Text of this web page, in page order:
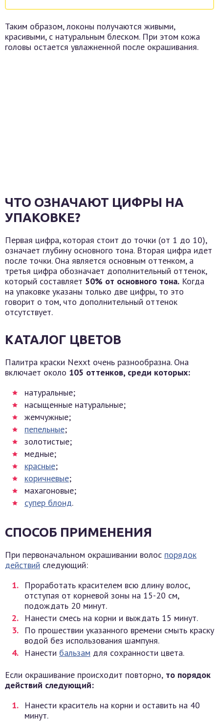
Таким образом, локоны получаются живыми,
красивыми, с натуральным блеском. При этом кожа
головы остается увлажненной после окрашивания.
ЧТО ОЗНАЧАЮТ ЦИФРЫ НА
УПАКОВКЕ?
Первая цифра, которая стоит до точки (от 1 до 10),
означает глубину основного тона. Вторая цифра идет
после точки. Она является основным оттенком, а
третья цифра обозначает дополнительный оттенок,
который составляет 50% от основного тона. Когда
на упаковке указаны только две цифры, то это
говорит о том, что дополнительный оттенок
отсутствует.
КАТАЛОГ ЦВЕТОВ
Палитра краски Nexxt очень разнообразна. Она
включает около 105 оттенков, среди которых:
натуральные;
насыщенные натуральные;
жемчужные;
пепельные;
золотистые;
медные;
красные;
коричневые;
махагоновые;
супер блонд.
СПОСОБ ПРИМЕНЕНИЯ
При первоначальном окрашивании волос порядок
действий следующий:
Проработать красителем всю длину волос,
отступая от корневой зоны на 15-20 см,
подождать 20 минут.
Нанести смесь на корни и выждать 15 минут.
По прошествии указанного времени смыть краску
водой без использования шампуня.
Нанести бальзам для сохранности цвета.
Если окрашивание происходит повторно, то порядок
действий следующий:
Нанести краситель на корни и оставить на 40
минут.